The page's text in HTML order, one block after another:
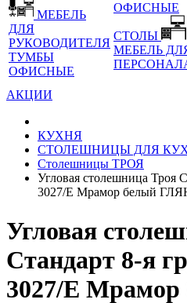
МЕБЕЛЬ
ДЛЯ
РУКОВОДИТЕЛЯ
ТУМБЫ
ОФИСНЫЕ
ОФИСНЫЕ
СТОЛЫ
МЕБЕЛЬ
АКЦИИ
КУХНЯ
СТОЛЕШНИЦЫ ДЛЯ
Столешницы ТРОЯ
Угловая столешница Троя
3027/E Мрамор белый
Угловая
Стандарт 8-я
3027/E Мрамор